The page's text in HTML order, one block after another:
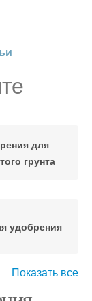
для
грунта
удобрения
Показать все